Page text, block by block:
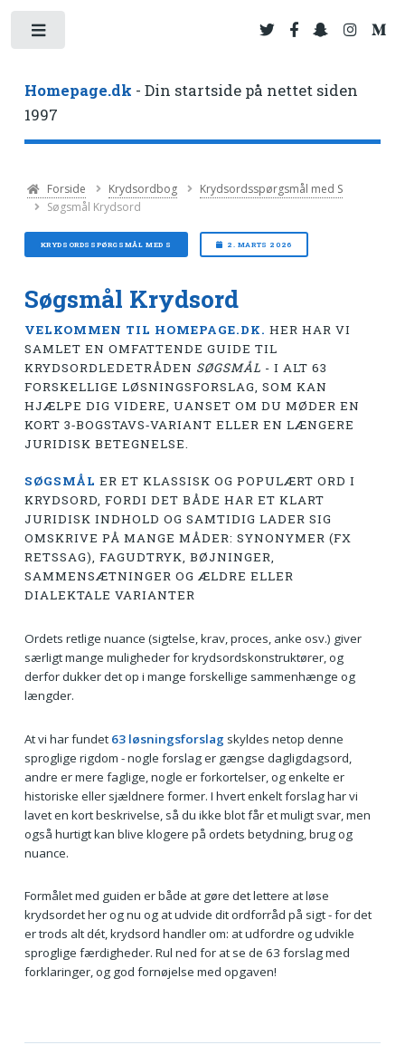
Homepage.dk - Din startside på nettet siden
1997
Forside Krydsordbog
Krydsordsspørgsmål med S
Søgsmål Krydsord
KRYDSORDSSPØRGSMÅL MED S 2. MARTS 2026
Søgsmål Krydsord
VELKOMMEN TIL HOMEPAGE.DK. HER HAR VI
SAMLET EN OMFATTENDE GUIDE TIL
KRYDSORDLEDETRÅDEN SØGSMÅL - I ALT 63
FORSKELLIGE LØSNINGSFORSLAG, SOM KAN
HJÆLPE DIG VIDERE, UANSET OM DU MØDER EN
KORT 3‑BOGSTAVS‑VARIANT ELLER EN LÆNGERE
JURIDISK BETEGNELSE.
SØGSMÅL ER ET KLASSISK OG POPULÆRT ORD I
KRYDSORD, FORDI DET BÅDE HAR ET KLART
JURIDISK INDHOLD OG SAMTIDIG LADER SIG
OMSKRIVE PÅ MANGE MÅDER: SYNONYMER (FX
RETSSAG), FAGUDTRYK, BØJNINGER,
SAMMENSÆTNINGER OG ÆLDRE ELLER
DIALEKTALE VARIANTER
Ordets retlige nuance (sigtelse, krav, proces, anke osv.) giver
særligt mange muligheder for krydsordskonstruktører, og
derfor dukker det op i mange forskellige sammenhænge og
længder.
At vi har fundet 63 løsningsforslag skyldes netop denne
sproglige rigdom - nogle forslag er gængse dagligdagsord,
andre er mere faglige, nogle er forkortelser, og enkelte er
historiske eller sjældnere former. I hvert enkelt forslag har vi
lavet en kort beskrivelse, så du ikke blot får et muligt svar, men
også hurtigt kan blive klogere på ordets betydning, brug og
nuance.
Formålet med guiden er både at gøre det lettere at løse
krydsordet her og nu og at udvide dit ordforråd på sigt - for det
er trods alt dét, krydsord handler om: at udfordre og udvikle
sproglige færdigheder. Rul ned for at se de 63 forslag med
forklaringer, og god fornøjelse med opgaven!